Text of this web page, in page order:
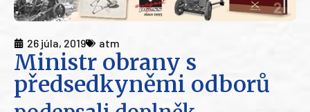
26 júla, 2019 atm
Ministr obrany s
předsedkyněmi odborů